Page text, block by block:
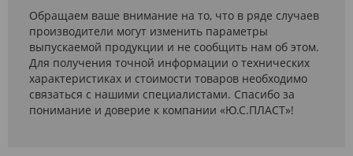
Обращаем ваше внимание на то, что в ряде случаев
производители могут изменить параметры
выпускаемой продукции и не сообщить нам об этом.
Для получения точной информации о технических
характеристиках и стоимости товаров необходимо
связаться с нашими специалистами. Спасибо за
понимание и доверие к компании «Ю.С.ПЛАСТ»!